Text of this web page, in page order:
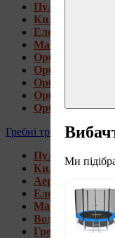
Пульсометри
Килимки під
Магнітні
Орбітреки
Орбітреки
Орбітреки для
Орбітреки
Орбітреки для
Гребні тренажери
Пульсометри
Килимки під
Аеромагнітні
Магнітні
Водні гребні
Гребні
Ми